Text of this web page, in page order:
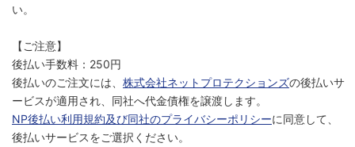
い。
【ご注意】
後払い手数料：250円
後払いのご注文には、 株式会社ネットプロテクションズの後払いサ
ービスが適用され、同社へ代金債権を譲渡します。
NP後払い利用規約及び同社のプライバシーポリシーに同意して、
後払いサービスをご選択ください。